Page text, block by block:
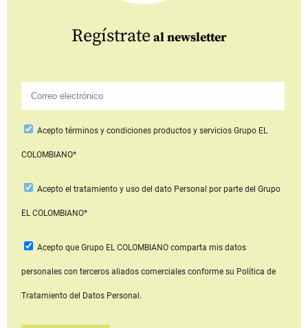
Regístrate al newsletter
Aceptotérminos y condiciones productos y serviciosGrupo EL
COLOMBIANO*
Acepto el tratamiento y uso del dato Personal por parte del Grupo
EL COLOMBIANO*
Acepto que Grupo EL COLOMBIANOcomparta mis datos
personales con terceros aliados comerciales conforme su Política de
Tratamiento del Datos Personal.